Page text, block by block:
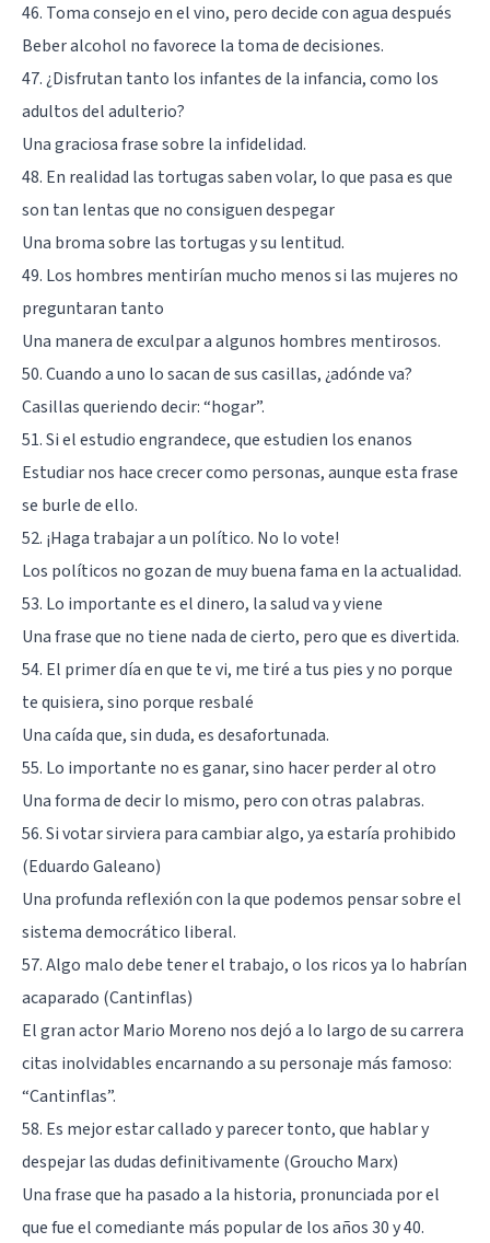
46. Toma consejo en el vino, pero decide con agua después
Beber alcohol no favorece la toma de decisiones.
47. ¿Disfrutan tanto los infantes de la infancia, como los
adultos del adulterio?
Una graciosa frase sobre la infidelidad.
48. En realidad las tortugas saben volar, lo que pasa es que
son tan lentas que no consiguen despegar
Una broma sobre las tortugas y su lentitud.
49. Los hombres mentirían mucho menos si las mujeres no
preguntaran tanto
Una manera de exculpar a algunos hombres mentirosos.
50. Cuando a uno lo sacan de sus casillas, ¿adónde va?
Casillas queriendo decir: “hogar”.
51. Si el estudio engrandece, que estudien los enanos
Estudiar nos hace crecer como personas, aunque esta frase
se burle de ello.
52. ¡Haga trabajar a un político. No lo vote!
Los políticos no gozan de muy buena fama en la actualidad.
53. Lo importante es el dinero, la salud va y viene
Una frase que no tiene nada de cierto, pero que es divertida.
54. El primer día en que te vi, me tiré a tus pies y no porque
te quisiera, sino porque resbalé
Una caída que, sin duda, es desafortunada.
55. Lo importante no es ganar, sino hacer perder al otro
Una forma de decir lo mismo, pero con otras palabras.
56. Si votar sirviera para cambiar algo, ya estaría prohibido
(Eduardo Galeano)
Una profunda reflexión con la que podemos pensar sobre el
sistema democrático liberal.
57. Algo malo debe tener el trabajo, o los ricos ya lo habrían
acaparado (Cantinflas)
El gran actor Mario Moreno nos dejó a lo largo de su carrera
citas inolvidables encarnando a su personaje más famoso:
“Cantinflas”.
58. Es mejor estar callado y parecer tonto, que hablar y
despejar las dudas definitivamente (Groucho Marx)
Una frase que ha pasado a la historia, pronunciada por el
que fue el comediante más popular de los años 30 y 40.